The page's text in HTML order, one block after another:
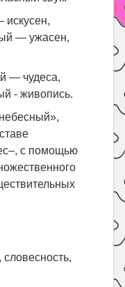
— ужасен,
— чудеса,
- живопись.
с помощью